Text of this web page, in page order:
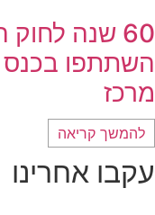
60 שנה
השתתפו בכנס
מרכז
להמשך קריאה
עקבו אחרינו